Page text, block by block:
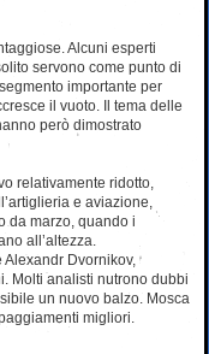
Alcuni esperti
servono come punto di
importante per
il vuoto. Il tema delle
però dimostrato
relativamente ridotto,
e aviazione,
da marzo, quando i
all’altezza.
Alexandr Dvornikov,
Molti analisti nutrono dubbi
un nuovo balzo. Mosca
migliori.